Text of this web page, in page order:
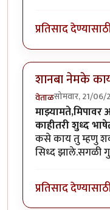
प्रतिसाद
शानबा नेमके
वेताळसोमवार, 21/06/
काहीतरी शुध्द
कसे काय तु म्हणु
सिध्द झाले.सगळी
प्रतिसाद